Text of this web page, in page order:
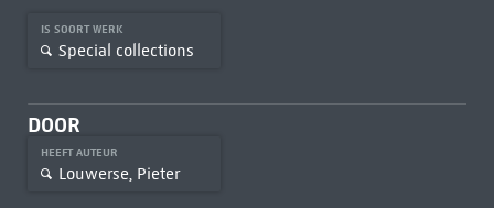
IS SOORT WERK
Special collections
DOOR
HEEFT AUTEUR
Louwerse, Pieter